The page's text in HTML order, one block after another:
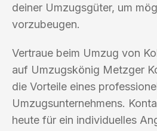
deiner Umzugsgüter, um
vorzubeugen.
Vertraue beim Umzug von
auf Umzugskönig Metzger
die Vorteile eines
Umzugsunternehmens.
heute für ein individuelles